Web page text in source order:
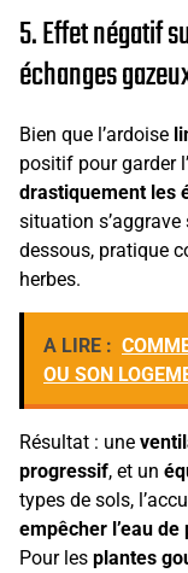
5. Effet négatif
échanges
Bien que l’ardoise
positif pour garder
drastiquement les
situation
dessous, pratique
herbes.
A LIRE :
OU SON
Résultat : une
progressif, et un
types de sols,
empêcher l’eau
Pour les plantes